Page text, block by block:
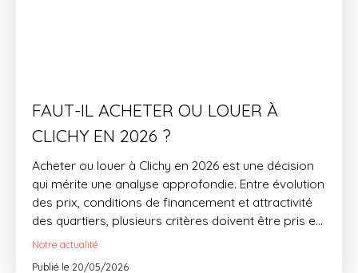
FAUT-IL ACHETER OU LOUER À
CLICHY EN 2026 ?
Acheter ou louer à Clichy en 2026 est une décision
qui mérite une analyse approfondie. Entre évolution
des prix, conditions de financement et attractivité
des quartiers, plusieurs critères doivent être pris en
compte avant de se lancer. Dans cet article, notre
Notre actualité
Publié le 20/05/2026